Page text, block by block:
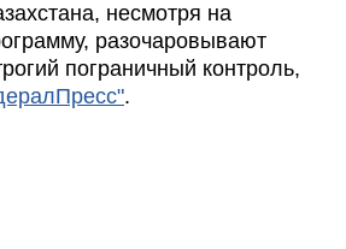
несмотря на
разочаровывают
пограничный контроль,
.